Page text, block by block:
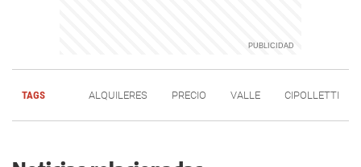
TAGS ALQUILERES PRECIO VALLE CIPOLLETTI